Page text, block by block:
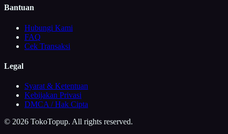
Bantuan
Hubungi Kami
FAQ
Cek Transaksi
Legal
Syarat & Ketentuan
Kebijakan Privasi
DMCA / Hak Cipta
© 2026 TokoTopup. All rights reserved.